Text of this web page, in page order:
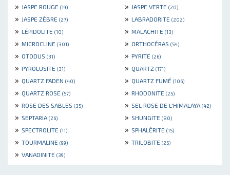
» JASPE ROUGE (19) » JASPE VERTE (20)
» JASPE ZÈBRE (27) » LABRADORITE (202)
» LÉPIDOLITE (10) » MALACHITE (13)
» MICROCLINE (301) » ORTHOCÉRAS (54)
» OTODUS (31) » PYRITE (26)
» PYROLUSITE (31) » QUARTZ (171)
» QUARTZ FADEN (40) » QUARTZ FUMÉ (106)
» QUARTZ ROSE (57) » RHODONITE (25)
» ROSE DES SABLES (35) » SEL ROSE DE L'HIMALAYA (42)
» SEPTARIA (26) » SHUNGITE (80)
» SPECTROLITE (11) » SPHALÉRITE (15)
» TOURMALINE (99) » TRILOBITE (25)
» VANADINITE (39)